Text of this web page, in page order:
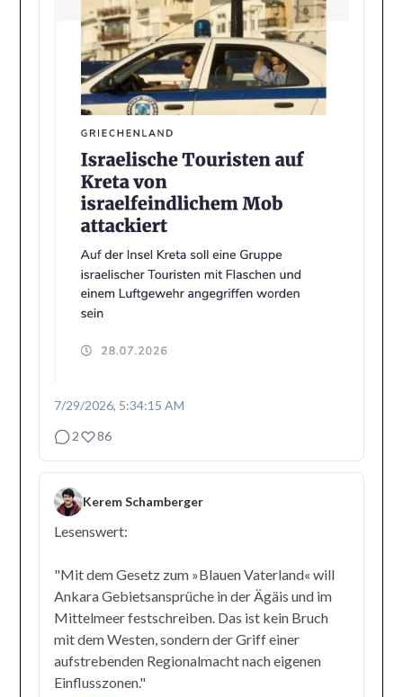
7/29/2026, 5:34:15 AM
2
86
Kerem Schamberger
Lesenswert:
"Mit dem Gesetz zum »Blauen Vaterland« will
Ankara Gebietsansprüche in der Ägäis und im
Mittelmeer festschreiben. Das ist kein Bruch
mit dem Westen, sondern der Griff einer
aufstrebenden Regionalmacht nach eigenen
Einflusszonen."